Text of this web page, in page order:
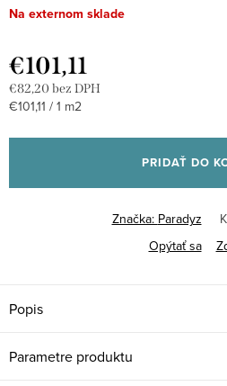
Na externom sklade
€101,11
€82,20 bez DPH
Jednotková
€101,11 / 1 m2
PRIDAŤ DO
Značka: Paradyz
Opýtať sa
Popis
Parametre produktu